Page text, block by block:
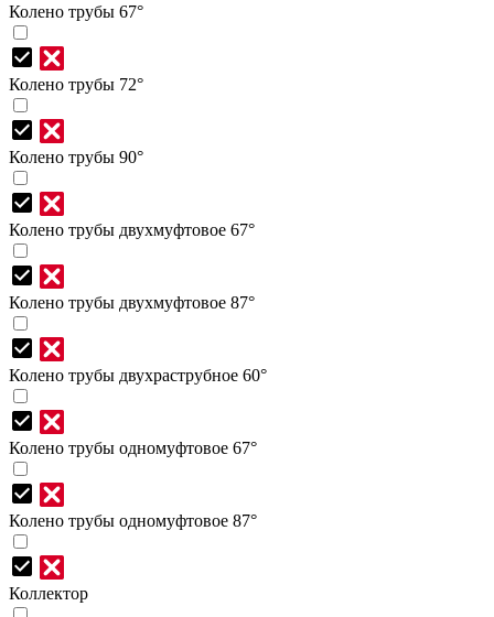
Колено трубы 67°
Колено трубы 72°
Колено трубы 90°
Колено трубы двухмуфтовое 67°
Колено трубы двухмуфтовое 87°
Колено трубы двухраструбное 60°
Колено трубы одномуфтовое 67°
Колено трубы одномуфтовое 87°
Коллектор